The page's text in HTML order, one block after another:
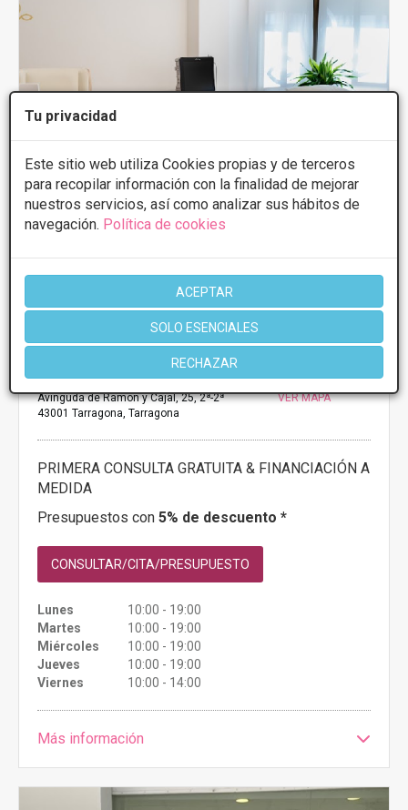
Tu privacidad
Este sitio web utiliza Cookies propias y de terceros
para recopilar información con la finalidad de mejorar
nuestros servicios, así como analizar sus hábitos de
navegación. Política de cookies
ACEPTAR
SOLO ESENCIALES
RECHAZAR
Esther Mayol | Centro Médico y Estético
Tarragona
6 Opiniones
Avinguda de Ramón y Cajal, 25, 2ª-2ª
43001 Tarragona, Tarragona
VER MAPA
PRIMERA CONSULTA GRATUITA & FINANCIACIÓN A
MEDIDA
Presupuestos con 5% de descuento *
CONSULTAR/CITA/PRESUPUESTO
Lunes
10:00 - 19:00
Martes
10:00 - 19:00
Miércoles
10:00 - 19:00
Jueves
10:00 - 19:00
Viernes
10:00 - 14:00
Más información